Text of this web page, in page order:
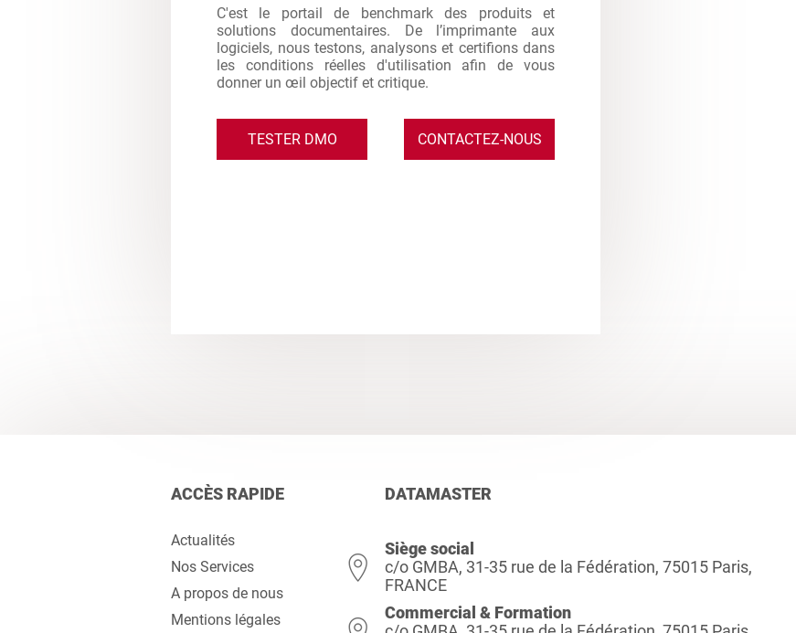
C'est le portail de benchmark des produits et
solutions documentaires. De l’imprimante aux
logiciels, nous testons, analysons et certifions dans
les conditions réelles d'utilisation afin de vous
donner un œil objectif et critique.
TESTER DMO CONTACTEZ-NOUS
ACCÈS RAPIDE
Actualités
Nos Services
A propos de nous
Mentions légales
DATAMASTER
Siège social
c/o GMBA, 31-35 rue de la Fédération, 75015 Paris,
FRANCE
Commercial & Formation